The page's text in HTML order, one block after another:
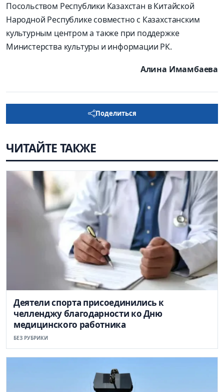
Посольством Республики Казахстан в Китайской
Народной Республике совместно с Казахстанским
культурным центром а также при поддержке
Министерства культуры и информации РК.
Алина Имамбаева
Поделиться
ЧИТАЙТЕ ТАКЖЕ
Деятели спорта присоединились к
челленджу благодарности ко Дню
медицинского работника
БЕЗ РУБРИКИ